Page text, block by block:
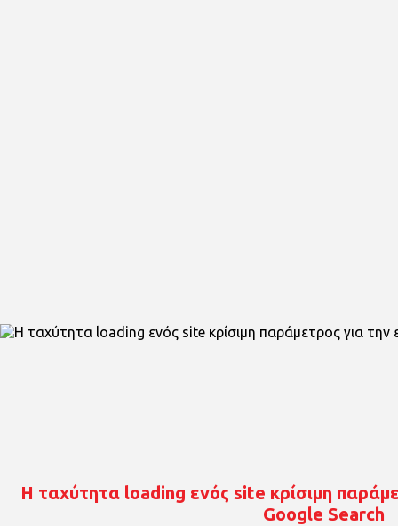
Η ταχύτητα loading ενός site κρίσιμη
Google Search